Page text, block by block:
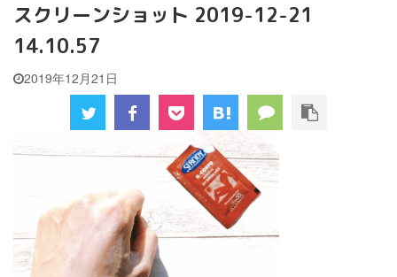
スクリーンショット 2019-12-21
14.10.57
2019年12月21日